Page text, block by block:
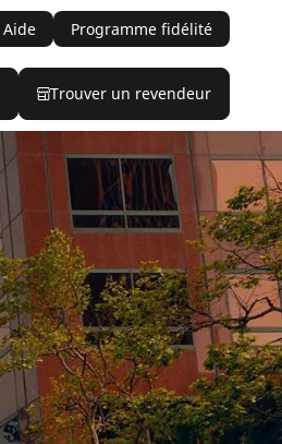
Aide Programme fidélité
Trouver un revendeur